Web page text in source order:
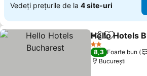
Vedeți prețurile de la 4 site-uri
DistribuițiAdăugaţi
Hello Hotels
2 Stele
8,3 Foarte bun
București